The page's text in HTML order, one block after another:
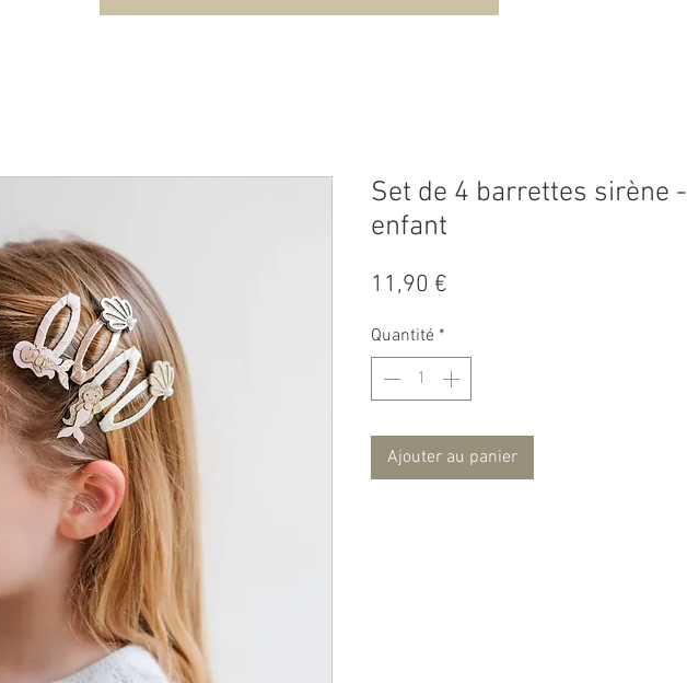
Set de 4 barrettes sirène -
enfant
11,90 €
Quantité *
Ajouter au panier